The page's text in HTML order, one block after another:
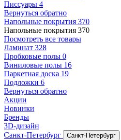
Писсуары 4
Вернуться обратно
Напольные покрытия 370
Напольные покрытия 370
Посмотреть все товары
Ламинат 328
Пробковые полы 0
Виниловые полы 16
Паркетная доска 19
Подложки 6
Вернуться обратно
Акции
Новинки
Бренды
3D-дизайн
Санкт-Петербург
Санкт-Петербург